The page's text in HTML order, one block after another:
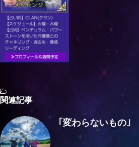
-
関連記事
｢変わらないもの｣